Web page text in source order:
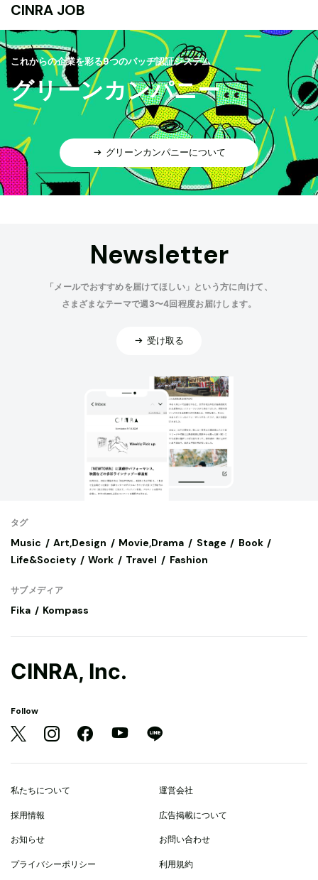
CINRA JOB
これからの企業を彩る9つのバッヂ認証システム
グリーンカンパニー
グリーンカンパニーについて
Newsletter
「メールでおすすめを届けてほしい」という方に向けて、
さまざまなテーマで週3〜4回程度お届けします。
受け取る
タグ
Music Art,Design Movie,Drama Stage
Book
Life&Society
Work Travel Fashion
サブメディア
Fika Kompass
CINRA, Inc.
Follow
私たちについて 運営会社
採用情報 広告掲載について
お知らせ お問い合わせ
プライバシーポリシー 利用規約